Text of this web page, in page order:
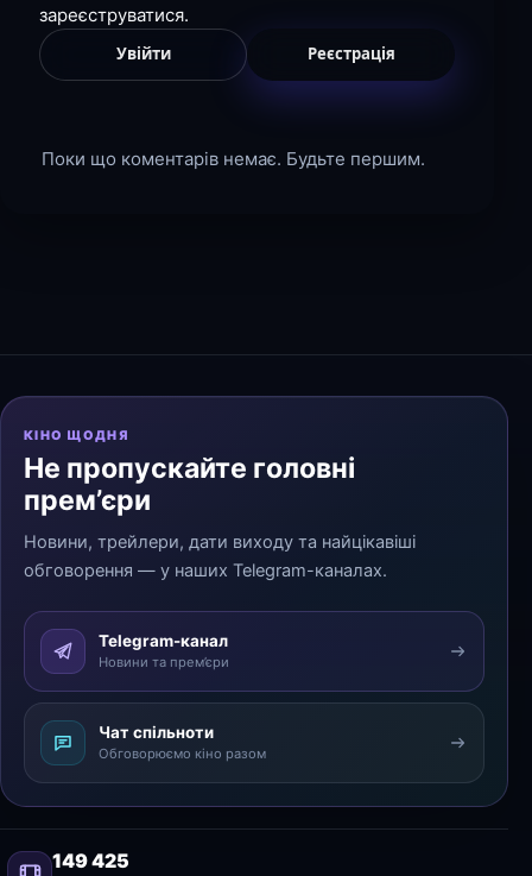
зареєструватися.
Увійти Реєстрація
Поки що коментарів немає. Будьте першим.
КІНО ЩОДНЯ
Не пропускайте головні
прем’єри
Новини, трейлери, дати виходу та найцікавіші
обговорення — у наших Telegram-каналах.
Telegram-канал
Новини та прем’єри
Чат спільноти
Обговорюємо кіно разом
149 425